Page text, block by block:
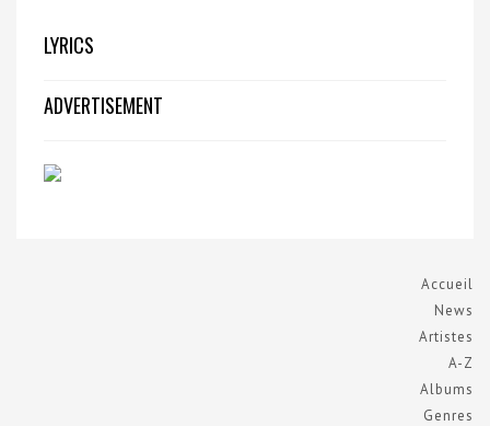
LYRICS
ADVERTISEMENT
Accueil
News
Artistes
A-Z
Albums
Genres